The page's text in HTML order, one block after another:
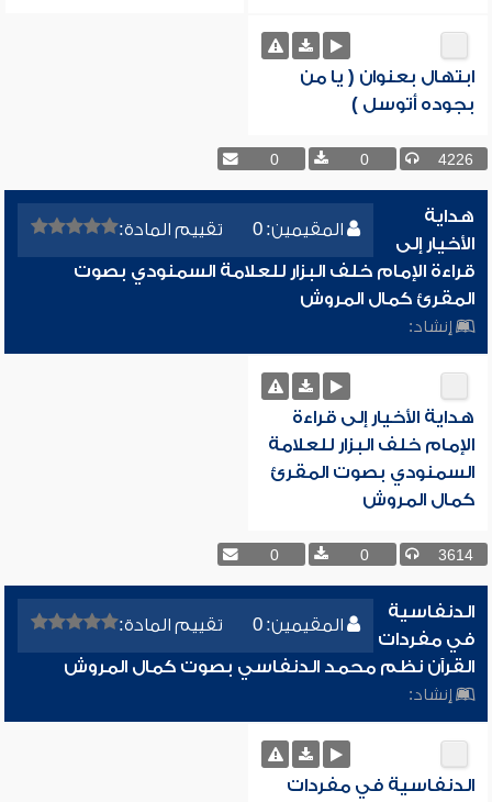
ابتهال بعنوان ( يا من
بجوده أتوسل )
4226
0
0
المقيمين: 0 تقييم المادة:
هداية
الأخيار إلى
قراءة الإمام خلف البزار للعلامة السمنودي بصوت
المقرئ كمال المروش
إنشاد:
هداية الأخيار إلى قراءة
الإمام خلف البزار للعلامة
السمنودي بصوت المقرئ
كمال المروش
3614
0
0
المقيمين: 0 تقييم المادة:
الدنفاسية
في مفردات
القرآن نظم محمد الدنفاسي بصوت كمال المروش
إنشاد:
الدنفاسية في مفردات